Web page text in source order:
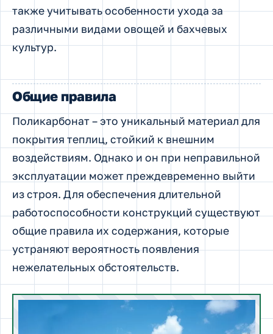
также учитывать особенности ухода за
различными видами овощей и бахчевых
культур.
Общие правила
Поликарбонат – это уникальный материал для
покрытия теплиц, стойкий к внешним
воздействиям. Однако и он при неправильной
эксплуатации может преждевременно выйти
из строя. Для обеспечения длительной
работоспособности конструкций существуют
общие правила их содержания, которые
устраняют вероятность появления
нежелательных обстоятельств.